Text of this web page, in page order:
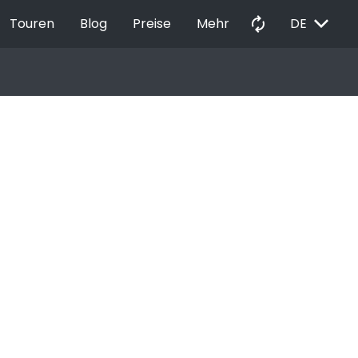
Touren Blog Preise Mehr autorenew DE EXPAND_MORE